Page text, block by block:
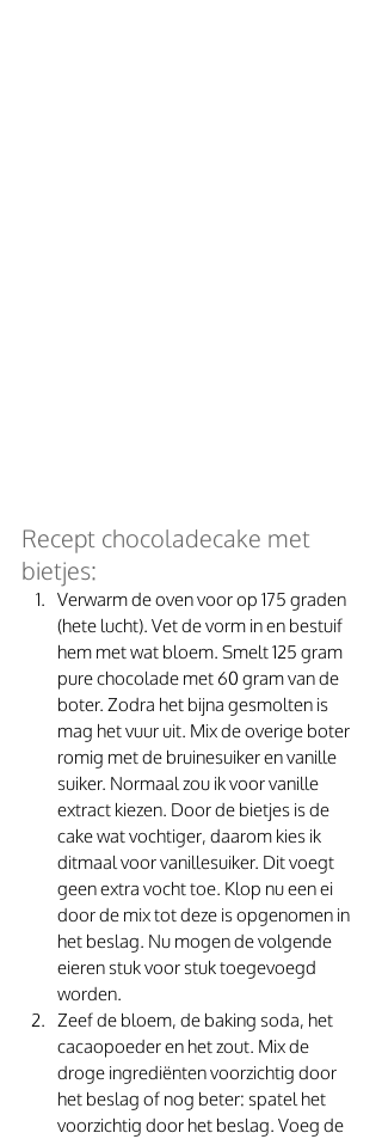
Recept chocoladecake met
bietjes:
Verwarm de oven voor op 175 graden
(hete lucht). Vet de vorm in en bestuif
hem met wat bloem. Smelt 125 gram
pure chocolade met 60 gram van de
boter. Zodra het bijna gesmolten is
mag het vuur uit. Mix de overige boter
romig met de bruinesuiker en vanille
suiker. Normaal zou ik voor vanille
extract kiezen. Door de bietjes is de
cake wat vochtiger, daarom kies ik
ditmaal voor vanillesuiker. Dit voegt
geen extra vocht toe. Klop nu een ei
door de mix tot deze is opgenomen in
het beslag. Nu mogen de volgende
eieren stuk voor stuk toegevoegd
worden.
Zeef de bloem, de baking soda, het
cacaopoeder en het zout. Mix de
droge ingrediënten voorzichtig door
het beslag of nog beter: spatel het
voorzichtig door het beslag. Voeg de